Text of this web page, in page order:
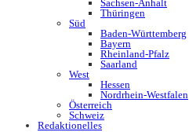
Sachsen-Anhalt
Thüringen
Süd
Baden-Württemberg
Bayern
Rheinland-Pfalz
Saarland
West
Hessen
Nordrhein-Westfalen
Österreich
Schweiz
Redaktionelles